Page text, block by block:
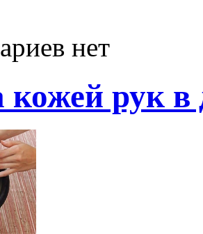
нет
кожей рук